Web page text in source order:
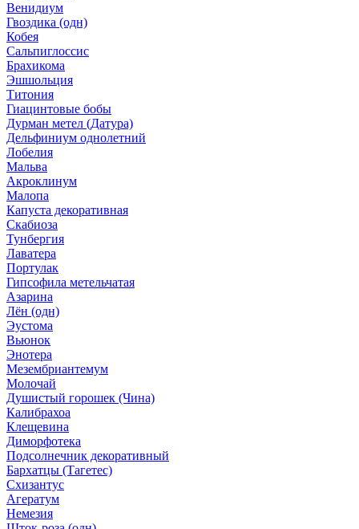
Венидиум
Гвоздика (одн)
Кобея
Сальпиглоссис
Брахикома
Эшшольция
Титония
Гиацинтовые бобы
Дурман метел (Датура)
Дельфиниум однолетний
Лобелия
Мальва
Акроклинум
Малопа
Капуста декоративная
Скабиоза
Тунбергия
Лаватера
Портулак
Гипсофила метельчатая
Азарина
Лён (одн)
Эустома
Вьюнок
Энотера
Мезембриантемум
Молочай
Душистый горошек (Чина)
Калибрахоа
Клещевина
Диморфотека
Подсолнечник декоративный
Бархатцы (Тагетес)
Схизантус
Агератум
Немезия